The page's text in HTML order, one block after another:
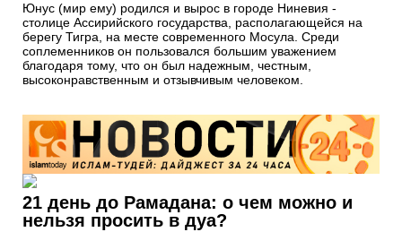
Юнус (мир ему) родился и вырос в городе Ниневия -
столице Ассирийского государства, располагающейся на
берегу Тигра, на месте современного Мосула. Среди
соплеменников он пользовался большим уважением
благодаря тому, что он был надежным, честным,
высоконравственным и отзывчивым человеком.
21 день до Рамадана: о чем можно и
нельзя просить в дуа?